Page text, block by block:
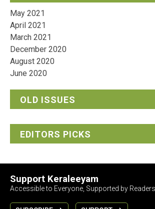
May 2021
April 2021
March 2021
December 2020
August 2020
June 2020
OLD ISSUES
EDITORS PICKS
Support Keraleeyam
Accessible to Everyone, Supported by Readers